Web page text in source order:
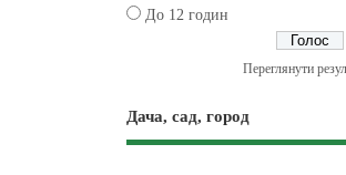
До 12 годин
Переглянути
Дача, сад, город